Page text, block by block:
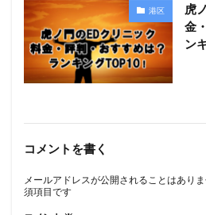
港区
虎
金
ン
コメントを書く
メールアドレスが公開されることはありま
須項目です